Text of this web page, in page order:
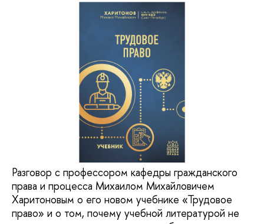
Разговор с профессором кафедры гражданского
права и процесса Михаилом Михайловичем
Харитоновым о его новом учебнике «Трудовое
право» и о том, почему учебной литературой не